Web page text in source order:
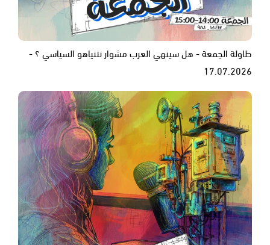
طاولة الجمعة - هل سينهي العرب مشوار نتنياهو السياسي ؟ -
17.07.2026